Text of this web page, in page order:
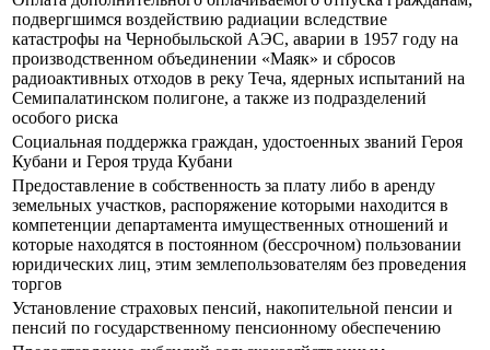
подвергшимся воздействию радиации вследствие
катастрофы на Чернобыльской АЭС, аварии в 1957 году на
производственном объединении «Маяк» и сбросов
радиоактивных отходов в реку Теча, ядерных испытаний на
Семипалатинском полигоне, а также из подразделений
особого риска
Социальная поддержка граждан, удостоенных званий Героя
Кубани и Героя труда Кубани
Предоставление в собственность за плату либо в аренду
земельных участков, распоряжение которыми находится в
компетенции департамента имущественных отношений и
которые находятся в постоянном (бессрочном) пользовании
юридических лиц, этим землепользователям без проведения
торгов
Установление страховых пенсий, накопительной пенсии и
пенсий по государственному пенсионному обеспечению